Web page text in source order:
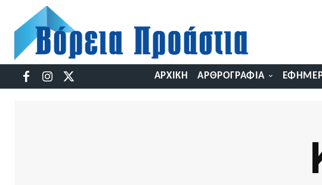
ΑΡΧΙΚΉ ΑΡΘΡΟΓΡΑΦΊΑ